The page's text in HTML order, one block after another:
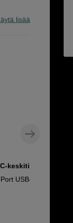
lisää
keskitin
USB-C